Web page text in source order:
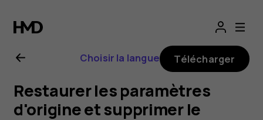
Guide
de
l'utilisateur
Choisir la langue Télécharger
Restaurer les paramètres
d'origine et supprimer le